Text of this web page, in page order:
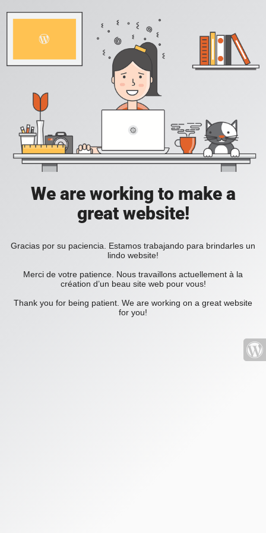
We are working to make a
great website!
Gracias por su paciencia. Estamos trabajando para brindarles un
lindo website!
Merci de votre patience. Nous travaillons actuellement à la
création d’un beau site web pour vous!
Thank you for being patient. We are working on a great website
for you!